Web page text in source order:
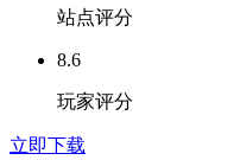
站点评分
8.6
玩家评分
立即下载